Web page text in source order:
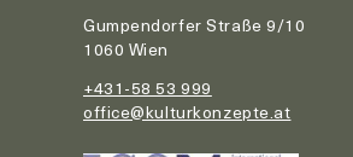
Gumpendorfer Straße 9/10
1060 Wien
+431-58 53 999
office@kulturkonzepte.at